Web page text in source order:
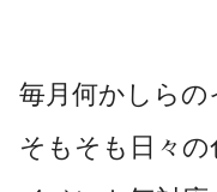
毎月何かしら
そもそも日々の